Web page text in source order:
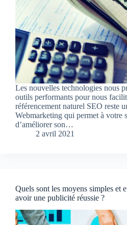
Les nouvelles technologies nous
outils performants pour nous
référencement naturel SEO reste
Webmarketing qui permet à votre
d’améliorer son…
2 avril 2021
Quels sont les moyens simples et
avoir une publicité réussie ?